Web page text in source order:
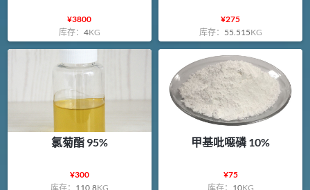
¥3800
库存： 4KG
¥275
库存： 55.515KG
氯菊酯 95%
¥300
库存： 110.8KG
甲基吡噁磷 10%
¥75
库存： 10KG